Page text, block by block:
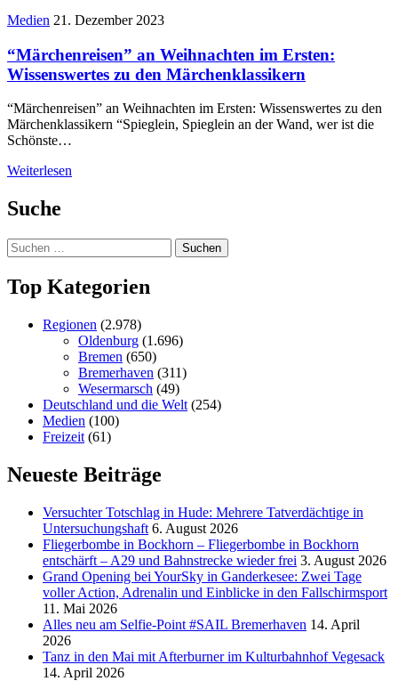
Medien 21. Dezember 2023
“Märchenreisen” an Weihnachten im Ersten:
Wissenswertes zu den Märchenklassikern
“Märchenreisen” an Weihnachten im Ersten: Wissenswertes zu den
Märchenklassikern “Spieglein, Spieglein an der Wand, wer ist die
Schönste…
Weiterlesen
Suche
Suchen
nach:
Top Kategorien
Regionen (2.978)
Oldenburg (1.696)
Bremen (650)
Bremerhaven (311)
Wesermarsch (49)
Deutschland und die Welt (254)
Medien (100)
Freizeit (61)
Neueste Beiträge
Versucht­er Totschlag in Hude: Mehrere Tatverdächtige in
Untersuchungshaft 6. August 2026
Fliegerbombe in Bockhorn – Fliegerbombe in Bockhorn
entschärft – A29 und Bahnstrecke wieder frei 3. August 2026
Grand Opening bei YourSky in Ganderkesee: Zwei Tage
voller Action, Adrenalin und Einblicke in den Fallschirmsport
11. Mai 2026
Alles neu am Selfie-Point #SAIL Bremerhaven 14. April
2026
Tanz in den Mai mit Afterburner im Kulturbahnhof Vegesack
14. April 2026